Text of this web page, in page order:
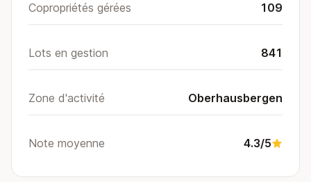
Copropriétés gérées 109
Lots en gestion 841
Zone d'activité Oberhausbergen
Note moyenne 4.3/5